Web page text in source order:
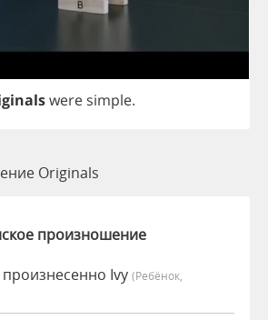
were simple.
Originals
произношение
Ivy (Ребёнок,